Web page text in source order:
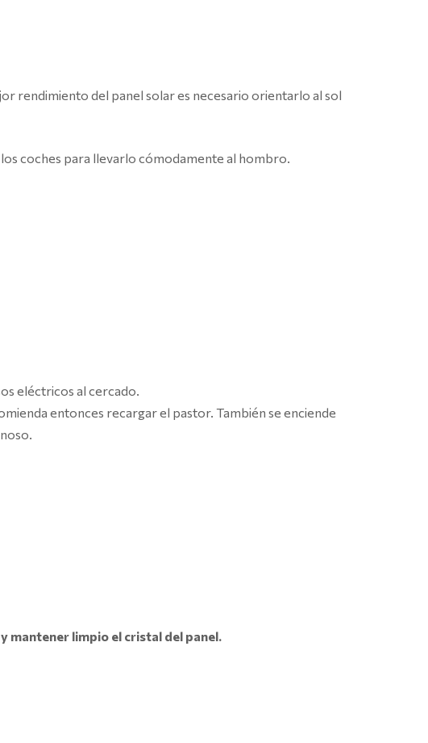
rendimiento del panel solar es necesario orientarlo al sol
coches para llevarlo cómodamente al hombro.
eléctricos al cercado.
entonces recargar el pastor. También se enciende
mantener limpio el cristal del panel.